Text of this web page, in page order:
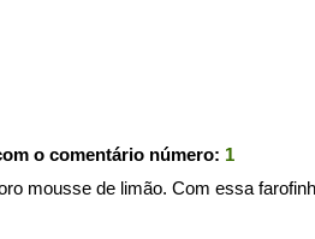
o comentário número: 1
mousse de limão. Com essa